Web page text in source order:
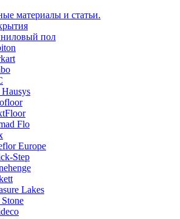
материалы и статьи.
пол
Flo
Europe
Step
Lakes